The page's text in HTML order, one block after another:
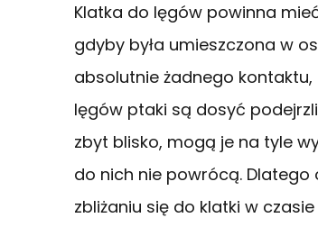
Klatka do lęgów powinna
gdyby była umieszczona w
absolutnie żadnego kontaktu,
lęgów ptaki są dosyć
zbyt blisko, mogą je na tyle
do nich nie powrócą.
zbliżaniu się do klatki w